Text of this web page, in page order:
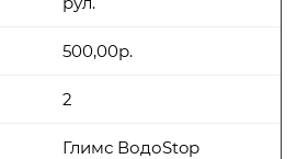
500,00р.
2
Глимс ВодоStop